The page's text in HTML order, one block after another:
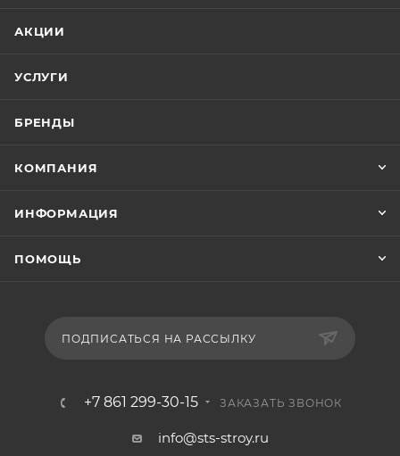
АКЦИИ
УСЛУГИ
БРЕНДЫ
КОМПАНИЯ
ИНФОРМАЦИЯ
ПОМОЩЬ
ПОДПИСАТЬСЯ НА РАССЫЛКУ
+7 861 299-30-15 ЗАКАЗАТЬ ЗВОНОК
info@sts-stroy.ru